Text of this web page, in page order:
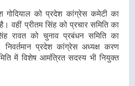
गोदियाल को प्रदेश कांग्रेस कमेटी का
वहीं प्रीतम सिंह को प्रचार समिति का
रावत को चुनाव प्रबंधन समिति का
प्रदेश कांग्रेस अध्यक्ष करण
में विशेष आमंत्रित सदस्य भी नियुक्त